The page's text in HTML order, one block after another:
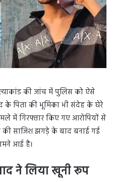
की जांच में पुलिस को ऐसे
के पिता की भूमिका भी संदेह के घेरे
में गिरफ्तार किए गए आरोपियों से
की साजिश झगड़े के बाद बनाई गई
आई है।
ने लिया खूनी रूप